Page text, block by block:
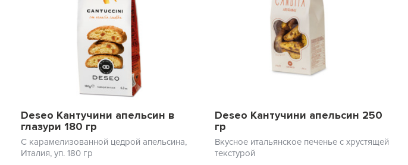
Deseo Кантучини апельсин в
глазури 180 гр
С карамелизованной цедрой апельсина,
Италия, уп. 180 гр
Deseo Кантучини апельсин 250
гр
Вкусное итальянское печенье с хрустящей
текстурой